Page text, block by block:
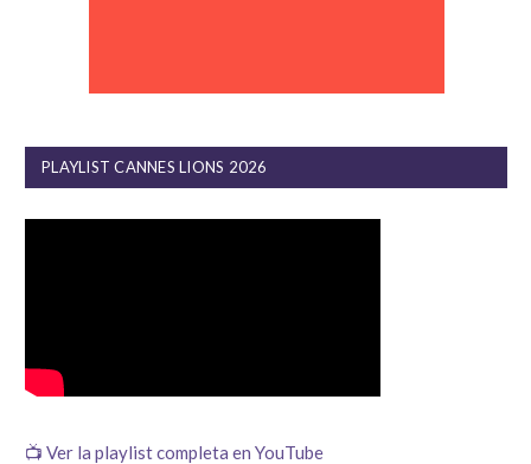
PLAYLIST CANNES LIONS 2026
📺 Ver la playlist completa en YouTube